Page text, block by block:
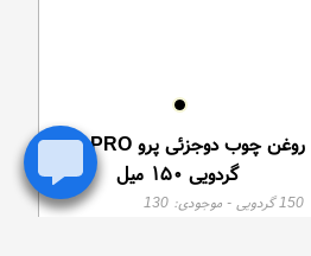
روغن چوب دوجزئی پرو PRO ممرز
گردویی ۱۵۰ میل
150 گردویی - موجودی: 130